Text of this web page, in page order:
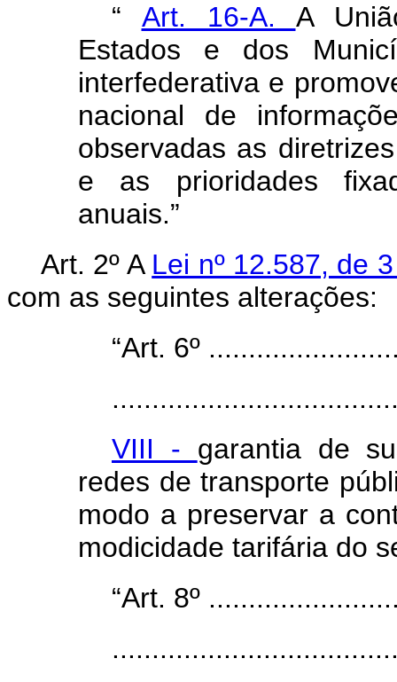
“ Art. 16-A. A
Estados e dos
interfederativa e
nacional de
observadas as
e as prioridades
anuais.”
Art. 2º A Lei nº 12.587, de
com as seguintes alterações:
“Art. 6º
VIII - garantia de
redes de transporte
modo a preservar a
modicidade tarifária do
“Art. 8º